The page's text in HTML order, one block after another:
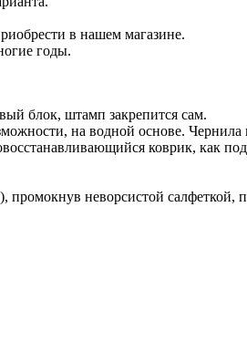
в нашем магазине.
годы.
блок, штамп закрепится сам.
на водной основе.
коврик, как
неворсистой